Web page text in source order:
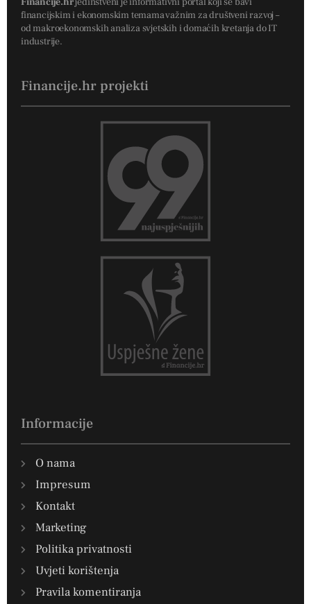
financijskim i ekonomskim temama važnim za društveni razvoj –
od makroekonomskih analiza svjetskih i domaćih kretanja do IT
industrije.
Financije.hr projekti
Informacije
O nama
Impresum
Kontakt
Marketing
Politika privatnosti
Uvjeti korištenja
Pravila komentiranja